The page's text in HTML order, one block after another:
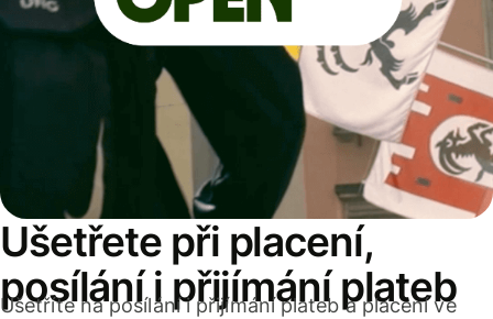
Ušetřete při placení,
posílání i přijímání plateb
Ušetříte na posílání i přijímání plateb a placení ve